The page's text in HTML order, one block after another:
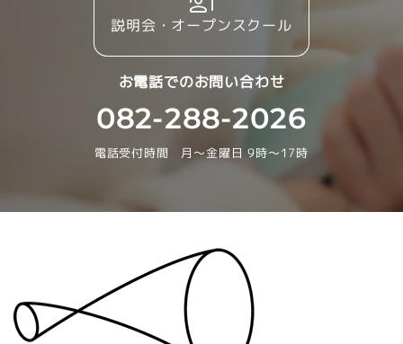
説明会・オープンスクール
お電話でのお問い合わせ
082-288-2026
電話受付時間 月～金曜日 9時～17時